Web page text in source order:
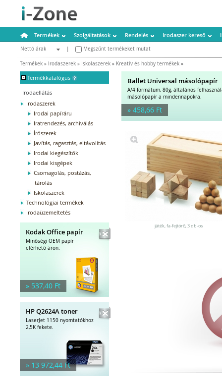
Termékek Szolgáltatások Rendelés Irodaszer kereső
Nettó árak
Megszűnt termékeket mutat
Termékek » Irodaszerek » Iskolaszerek » Kreatív és hobby termékek »
- Termékkatalógus
Irodaellátás
Irodaszerek
Irodai papíráru
Iratrendezés, archiválás
Írószerek
Javítás, ragasztás, eltávolítás
Irodai kiegészítők
Irodai kisgépek
Csomagolás, postázás,
tárolás
Iskolaszerek
Technológiai termékek
Irodaüzemeltetés
Kodak Office papír
Minőségi OEM papír
elérhető áron.
» 537,40 Ft
HP Q2624A toner
LaserJet 1150 nyomtatókhoz
2,5K fekete.
» 13 972,44 Ft
Ballet Universal másolópapír
A/4 formátum, 80g, általános
másolópapír a mindennapokra.
» 458,66 Ft
játék, fa-fejtörő, 3 db-os